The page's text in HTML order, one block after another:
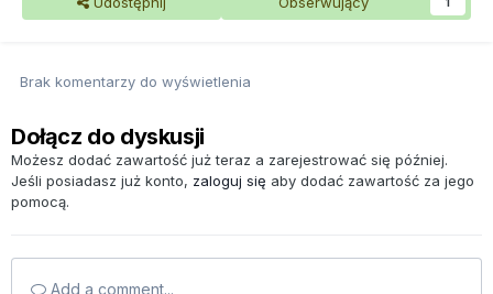
1
Brak komentarzy do wyświetlenia
Dołącz do dyskusji
Możesz dodać zawartość już teraz a zarejestrować się później.
Jeśli posiadasz już konto, zaloguj się aby dodać zawartość za jego
pomocą.
Add a comment...